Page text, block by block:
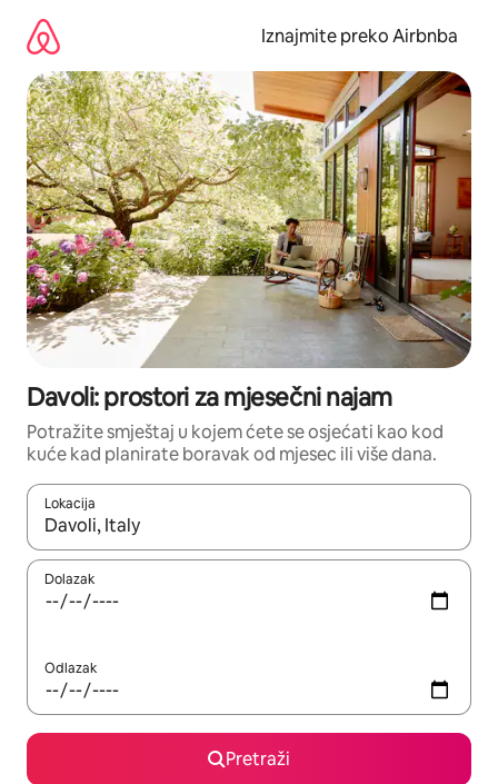
sadržaj
Iznajmite preko Airbnba
Davoli: prostori za mjesečni najam
Potražite smještaj u kojem ćete se osjećati kao kod
kuće kad planirate boravak od mjesec ili više dana.
Lokacija
Kada budu dostupni rezultati, moći ćete ih pregledati
Dolazak
Odlazak
Pretraži